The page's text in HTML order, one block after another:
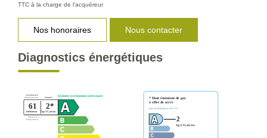
TTC à la charge de l'acquéreur
Nos honoraires Nous contacter
Diagnostics énergétiques